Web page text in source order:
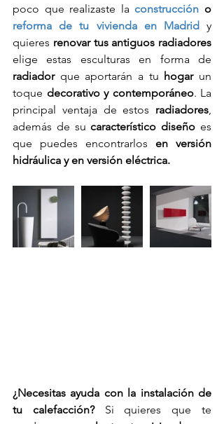
poco que realizaste la construcción
reforma de tu vivienda en Madrid y
quieres renovar tus antiguos radiadores
radiador que aportarán a tu hogar un
toque decorativo y contemporáneo. La
principal ventaja de estos radiadores,
además de su característico diseño es
que puedes encontrarlos en versión
hidráulica y en versión eléctrica.
¿Necesitas ayuda con la instalación de
tu calefacción? Si quieres que te